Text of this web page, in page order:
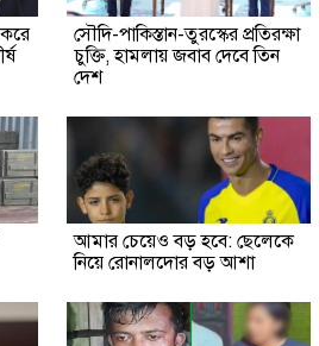
সৌদি-পাকিস্তান-তুরস্কের প্রতিরক্ষা
চুক্তি, হামলায় জবাব দেবে তিন
দেশ
আমার চেয়েও বড় হবে: ছেলেকে
নিয়ে রোনালদোর বড় আশা